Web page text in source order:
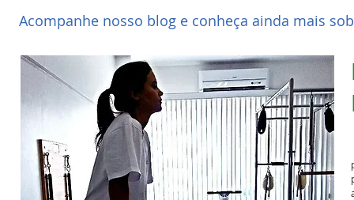
Acompanhe nosso blog e conheça ainda mais